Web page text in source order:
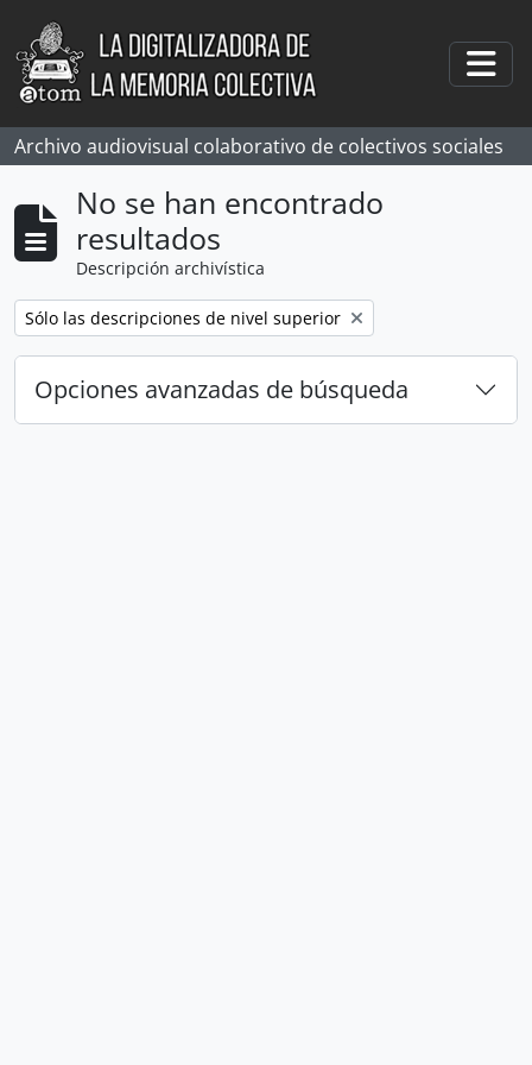
Skip to main content
Archivo audiovisual colaborativo de colectivos sociales
No se han encontrado
resultados
Descripción archivística
Remove filter:
Sólo las descripciones de nivel superior
Opciones avanzadas de búsqueda